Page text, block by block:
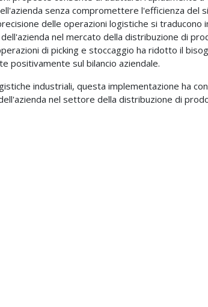
senza compromettere l'efficienza del
delle operazioni logistiche si
nel mercato della distribuzione di
di picking e stoccaggio ha ridotto il
positivamente sul bilancio aziendale.
industriali, questa implementazione ha
nel settore della distribuzione di